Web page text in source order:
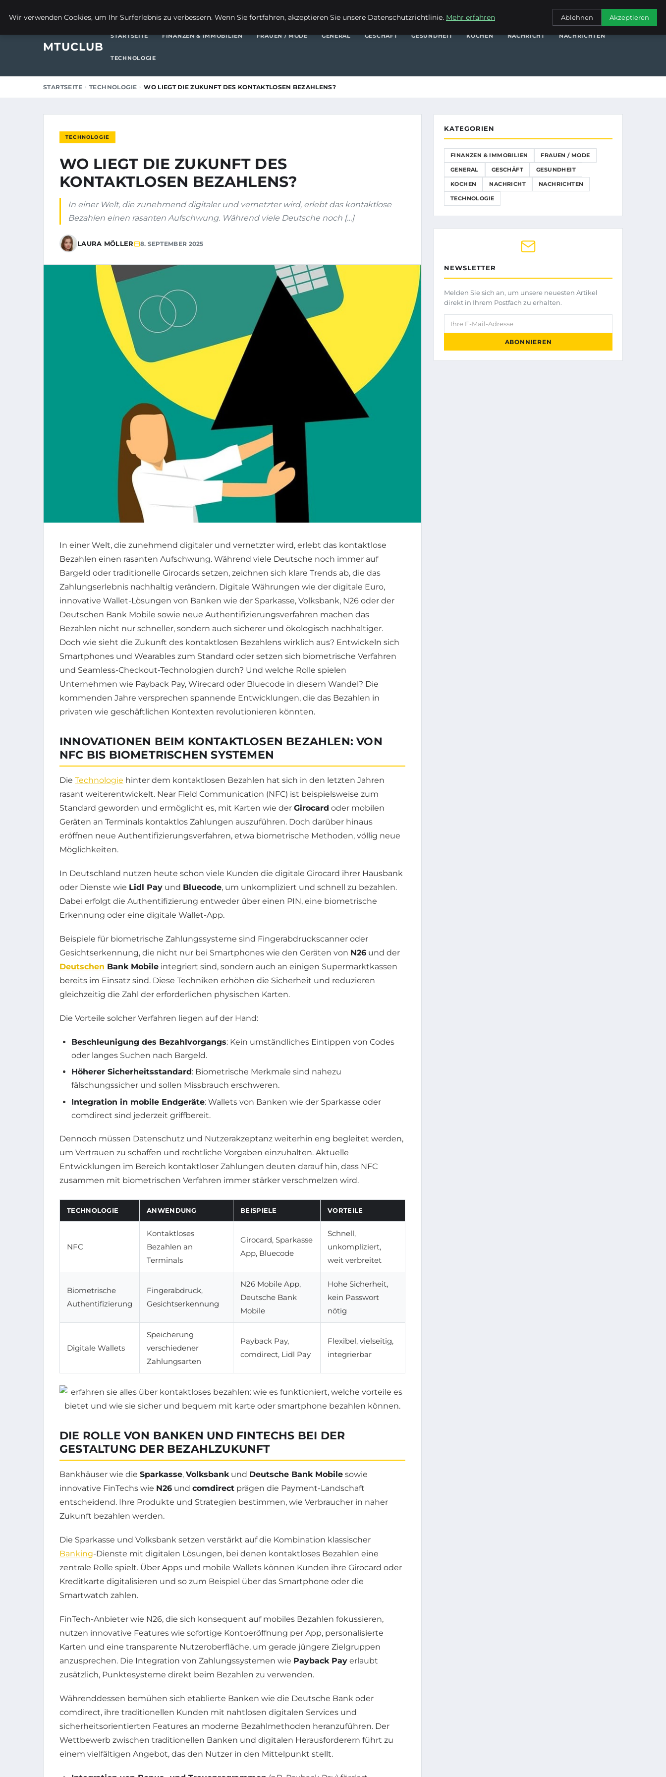
FRAUEN / MODEGENERALGESCHÄFT
MTUCLUB
STARTSEITE FINANZEN & IMMOBILIEN FRAUEN / MODE GENERAL GESCHÄFT GESUNDHEIT KOCHEN NACHRICHT NACHRICHTEN
TECHNOLOGIE
STARTSEITE TECHNOLOGIE WO LIEGT DIE ZUKUNFT DES KONTAKTLOSEN BEZAHLENS?
TECHNOLOGIE
WO LIEGT DIE ZUKUNFT DES
KONTAKTLOSEN BEZAHLENS?
In einer Welt, die zunehmend digitaler und vernetzter wird, erlebt das kontaktlose
Bezahlen einen rasanten Aufschwung. Während viele Deutsche noch […]
LAURA MÖLLER 8. SEPTEMBER 2025
In einer Welt, die zunehmend digitaler und vernetzter wird, erlebt das kontaktlose
Bezahlen einen rasanten Aufschwung. Während viele Deutsche noch immer auf
Bargeld oder traditionelle Girocards setzen, zeichnen sich klare Trends ab, die das
Zahlungserlebnis nachhaltig verändern. Digitale Währungen wie der digitale Euro,
innovative Wallet-Lösungen von Banken wie der Sparkasse, Volksbank, N26 oder der
Deutschen Bank Mobile sowie neue Authentifizierungsverfahren machen das
Bezahlen nicht nur schneller, sondern auch sicherer und ökologisch nachhaltiger.
Doch wie sieht die Zukunft des kontaktlosen Bezahlens wirklich aus? Entwickeln sich
Smartphones und Wearables zum Standard oder setzen sich biometrische Verfahren
und Seamless-Checkout-Technologien durch? Und welche Rolle spielen
Unternehmen wie Payback Pay, Wirecard oder Bluecode in diesem Wandel? Die
kommenden Jahre versprechen spannende Entwicklungen, die das Bezahlen in
privaten wie geschäftlichen Kontexten revolutionieren könnten.
INNOVATIONEN BEIM KONTAKTLOSEN BEZAHLEN: VON
NFC BIS BIOMETRISCHEN SYSTEMEN
Die Technologie hinter dem kontaktlosen Bezahlen hat sich in den letzten Jahren
rasant weiterentwickelt. Near Field Communication (NFC) ist beispielsweise zum
Standard geworden und ermöglicht es, mit Karten wie der Girocard oder mobilen
Geräten an Terminals kontaktlos Zahlungen auszuführen. Doch darüber hinaus
eröffnen neue Authentifizierungsverfahren, etwa biometrische Methoden, völlig neue
Möglichkeiten.
In Deutschland nutzen heute schon viele Kunden die digitale Girocard ihrer Hausbank
oder Dienste wie Lidl Pay und Bluecode, um unkompliziert und schnell zu bezahlen.
Dabei erfolgt die Authentifizierung entweder über einen PIN, eine biometrische
Erkennung oder eine digitale Wallet-App.
Beispiele für biometrische Zahlungssysteme sind Fingerabdruckscanner oder
Gesichtserkennung, die nicht nur bei Smartphones wie den Geräten von N26 und der
Deutschen Bank Mobile integriert sind, sondern auch an einigen Supermarktkassen
bereits im Einsatz sind. Diese Techniken erhöhen die Sicherheit und reduzieren
gleichzeitig die Zahl der erforderlichen physischen Karten.
Die Vorteile solcher Verfahren liegen auf der Hand:
Beschleunigung des Bezahlvorgangs: Kein umständliches Eintippen von Codes
oder langes Suchen nach Bargeld.
Höherer Sicherheitsstandard: Biometrische Merkmale sind nahezu
fälschungssicher und sollen Missbrauch erschweren.
Integration in mobile Endgeräte: Wallets von Banken wie der Sparkasse oder
comdirect sind jederzeit griffbereit.
Dennoch müssen Datenschutz und Nutzerakzeptanz weiterhin eng begleitet werden,
um Vertrauen zu schaffen und rechtliche Vorgaben einzuhalten. Aktuelle
Entwicklungen im Bereich kontaktloser Zahlungen deuten darauf hin, dass NFC
zusammen mit biometrischen Verfahren immer stärker verschmelzen wird.
TECHNOLOGIE ANWENDUNG BEISPIELE VORTEILE
NFC
Kontaktloses
Bezahlen an
Terminals
Girocard, Sparkasse
App, Bluecode
Schnell,
unkompliziert,
weit verbreitet
Biometrische
Authentifizierung
Fingerabdruck,
Gesichtserkennung
N26 Mobile App,
Deutsche Bank
Mobile
Hohe Sicherheit,
kein Passwort
nötig
Digitale Wallets
Speicherung
verschiedener
Zahlungsarten
Payback Pay,
comdirect, Lidl Pay
Flexibel, vielseitig,
integrierbar
DIE ROLLE VON BANKEN UND FINTECHS BEI DER
GESTALTUNG DER BEZAHLZUKUNFT
Bankhäuser wie die Sparkasse, Volksbank und Deutsche Bank Mobile sowie
innovative FinTechs wie N26 und comdirect prägen die Payment-Landschaft
entscheidend. Ihre Produkte und Strategien bestimmen, wie Verbraucher in naher
Zukunft bezahlen werden.
Die Sparkasse und Volksbank setzen verstärkt auf die Kombination klassischer
Banking-Dienste mit digitalen Lösungen, bei denen kontaktloses Bezahlen eine
zentrale Rolle spielt. Über Apps und mobile Wallets können Kunden ihre Girocard oder
Kreditkarte digitalisieren und so zum Beispiel über das Smartphone oder die
Smartwatch zahlen.
FinTech-Anbieter wie N26, die sich konsequent auf mobiles Bezahlen fokussieren,
nutzen innovative Features wie sofortige Kontoeröffnung per App, personalisierte
Karten und eine transparente Nutzeroberfläche, um gerade jüngere Zielgruppen
anzusprechen. Die Integration von Zahlungssystemen wie Payback Pay erlaubt
zusätzlich, Punktesysteme direkt beim Bezahlen zu verwenden.
Währenddessen bemühen sich etablierte Banken wie die Deutsche Bank oder
comdirect, ihre traditionellen Kunden mit nahtlosen digitalen Services und
sicherheitsorientierten Features an moderne Bezahlmethoden heranzuführen. Der
Wettbewerb zwischen traditionellen Banken und digitalen Herausforderern führt zu
einem vielfältigen Angebot, das den Nutzer in den Mittelpunkt stellt.
KATEGORIEN
FINANZEN & IMMOBILIEN FRAUEN / MODE
GENERAL GESCHÄFT GESUNDHEIT
KOCHEN NACHRICHT NACHRICHTEN
TECHNOLOGIE
NEWSLETTER
Melden Sie sich an, um unsere neuesten Artikel
direkt in Ihrem Postfach zu erhalten.
Ihre E-Mail-Adresse
ABONNIEREN
Wir verwenden Cookies, um Ihr Surferlebnis zu verbessern. Wenn Sie fortfahren, akzeptieren Sie unsere Datenschutzrichtlinie. Mehr erfahren Ablehnen Akzeptieren